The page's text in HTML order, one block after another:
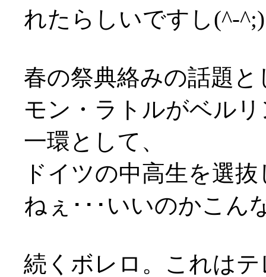
れたらしいですし(^-^;)
春の祭典絡みの話題
モン・ラトルがベル
一環として、
ドイツの中高生を選
ねぇ･･･いいのかこん
続くボレロ。これは